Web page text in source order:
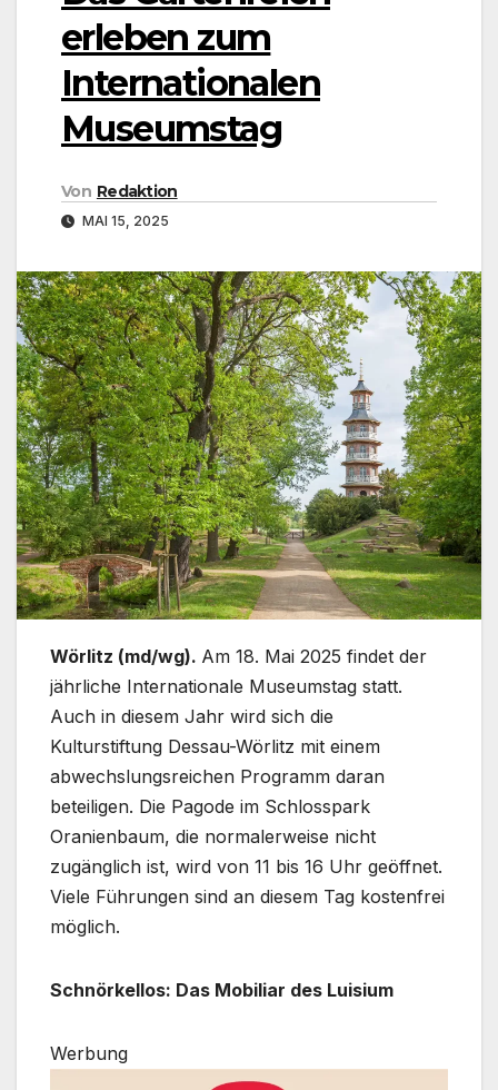
erleben zum
Internationalen
Museumstag
Von Redaktion
MAI 15, 2025
Wörlitz (md/wg). Am 18. Mai 2025 findet der
jährliche Internationale Museumstag statt.
Auch in diesem Jahr wird sich die
Kulturstiftung Dessau-Wörlitz mit einem
abwechslungsreichen Programm daran
beteiligen. Die Pagode im Schlosspark
Oranienbaum, die normalerweise nicht
zugänglich ist, wird von 11 bis 16 Uhr geöffnet.
Viele Führungen sind an diesem Tag kostenfrei
möglich.
Schnörkellos: Das Mobiliar des Luisium
Werbung